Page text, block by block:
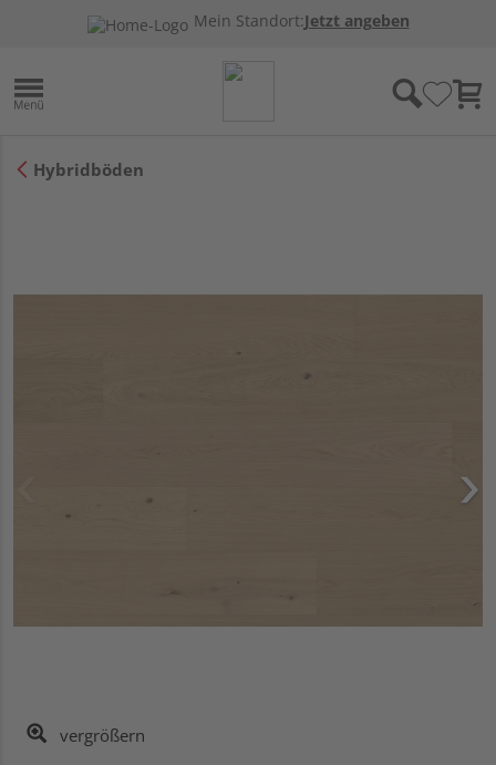
Mein Standort:Jetzt angeben
Hybridböden
vergrößern